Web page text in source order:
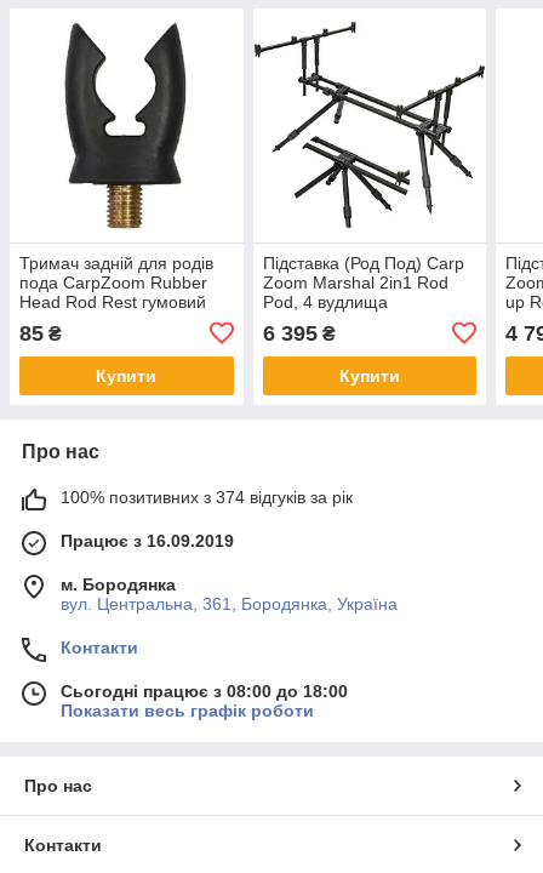
Тримач задній для родів
пода CarpZoom Rubber
Head Rod Rest гумовий
85 ₴
Купити
Підставка (Род Под) Carp
Zoom Marshal 2in1 Rod
Pod, 4 вудлища
6 395₴
Купити
up
4
Про нас
100% позитивних з 374 відгуків за рік
Працює з 16.09.2019
м. Бородянка
вул. Центральна, 361, Бородянка, Україна
Контакти
Сьогодні працює з 08:00 до 18:00
Показати весь графік роботи
Про нас
Контакти